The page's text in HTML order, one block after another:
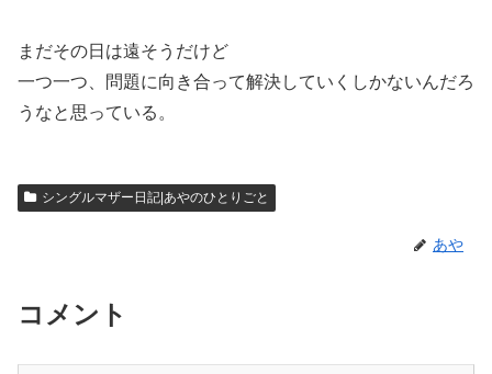
まだその日は遠そうだけど
一つ一つ、問題に向き合って解決していくしかないんだろ
うなと思っている。
シングルマザー日記|あやのひとりごと
あや
コメント